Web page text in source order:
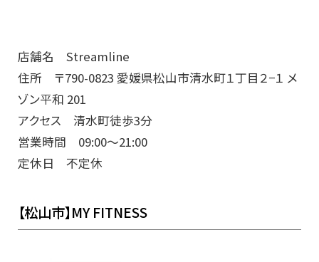
店舗名 Streamline
住所 〒790-0823 愛媛県松山市清水町１丁目２−１ メ
ゾン平和 201
アクセス 清水町徒歩3分
営業時間 09:00～21:00
定休日 不定休
【松山市】MY FITNESS